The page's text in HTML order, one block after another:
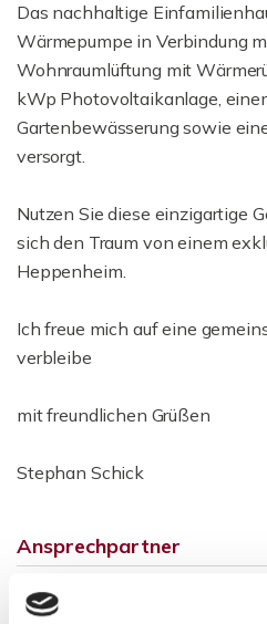
Das nachhaltige
Wärmepumpe in Verbindung
Wohnraumlüftung mit
kWp Photovoltaikanlage,
Gartenbewässerung sowie
versorgt.
Nutzen Sie diese einzigartige
sich den Traum von einem
Heppenheim.
Ich freue mich auf eine
verbleibe
mit freundlichen Grüßen
Stephan Schick
Ansprechpartner